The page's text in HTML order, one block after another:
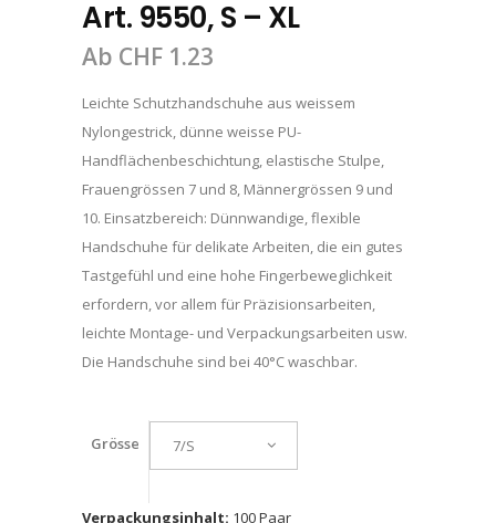
Art. 9550, S – XL
Ab CHF 1.23
Leichte Schutzhandschuhe aus weissem
Nylongestrick, dünne weisse PU-
Handflächenbeschichtung, elastische Stulpe,
Frauengrössen 7 und 8, Männergrössen 9 und
10. Einsatzbereich: Dünnwandige, flexible
Handschuhe für delikate Arbeiten, die ein gutes
Tastgefühl und eine hohe Fingerbeweglichkeit
erfordern, vor allem für Präzisionsarbeiten,
leichte Montage- und Verpackungsarbeiten usw.
Die Handschuhe sind bei 40°C waschbar.
Grösse 7/S
Verpackungsinhalt: 100 Paar